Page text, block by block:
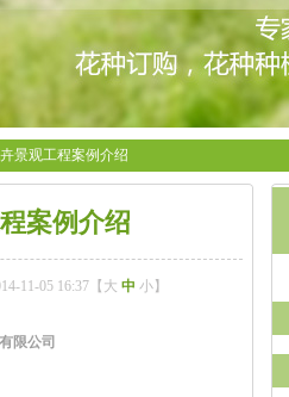
景观工程案例介绍
案例介绍
11-05 16:37【 大 中 小】
有限公司